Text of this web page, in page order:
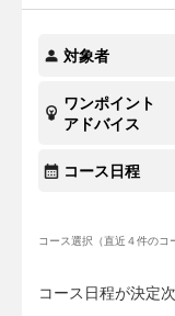
対象者
ワンポイント
アドバイス
コース日程
コース選択（直近４件のコ
コース日程が決定